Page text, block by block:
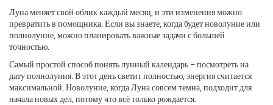
Луна меняет свой облик каждый месяц, и эти изменения можно
превратить в помощника. Если вы знаете, когда будет новолуние или
полнолуние, можно планировать важные задачи с большей
точностью.
Самый простой способ понять лунный календарь – посмотреть на
дату полнолуния. В этот день светит полностью, энергия считается
максимальной. Новолуние, когда Луна совсем темна, подходит для
начала новых дел, потому что всё только рождается.